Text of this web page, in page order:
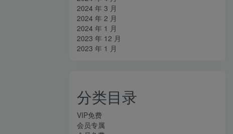
2024 年 3 月
2024 年 2 月
2024 年 1 月
2023 年 12 月
2023 年 1 月
分类目录
VIP免费
会员专属